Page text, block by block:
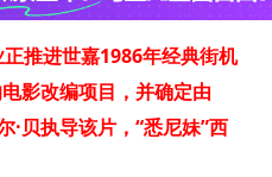
推进世嘉1986年经典街机
影改编项目，并确定由
·贝执导该片，“悉尼妹”西